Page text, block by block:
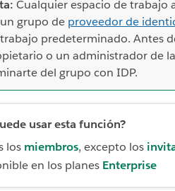
Cualquier espacio de trabajo
grupo de proveedor de
predeterminado. Antes
o un administrador de
del grupo con IDP.
usar esta función?
los miembros, excepto los
en los planes Enterprise